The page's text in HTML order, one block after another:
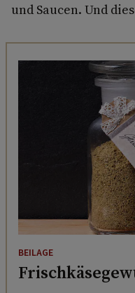
und Saucen. Und
BEILAGE